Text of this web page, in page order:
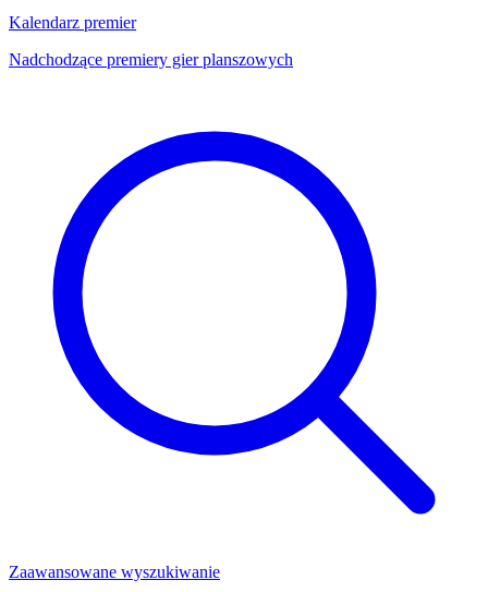
Kalendarz premier
Nadchodzące premiery gier planszowych
Zaawansowane wyszukiwanie